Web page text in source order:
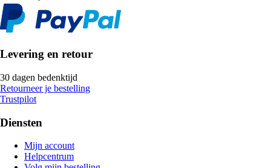
Levering en retour
30 dagen bedenktijd
Retourneer je bestelling
Trustpilot
Diensten
Mijn account
Helpcentrum